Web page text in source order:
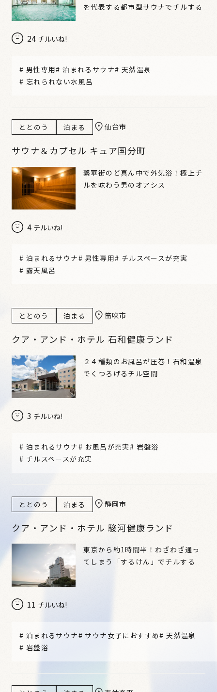
24 チルいね!
を代表する都市型サウナでチルする
# 男性専用#泊まれるサウナ# 天然温泉
# 忘れられない水風呂
ととのう 泊まる 仙台市
サウナ＆カプセル キュア国分町
4 チルいね!
繫華街のど真ん中で外気浴！極上チ
ルを味わう男のオアシス
# 泊まれるサウナ#男性専用# チルスペースが充実
# 露天風呂
ととのう 泊まる 笛吹市
クア・アンド・ホテル 石和健康ランド
3 チルいね!
２４種類のお風呂が圧巻！石和温泉
でくつろげるチル空間
# 泊まれるサウナ# お風呂が充実# 岩盤浴
# チルスペースが充実
ととのう 泊まる 静岡市
クア・アンド・ホテル 駿河健康ランド
11 チルいね!
東京から約1時間半！わざわざ通っ
てしまう「するけん」でチルする
# 泊まれるサウナ# サウナ女子におすすめ#天然温泉
# 岩盤浴